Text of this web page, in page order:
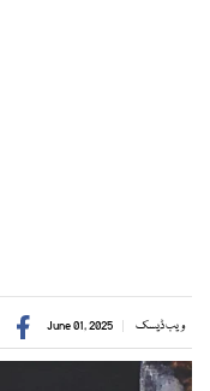
ویب ڈیسک June 01, 2025